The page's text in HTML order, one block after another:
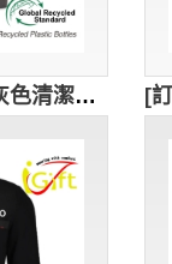
[訂製RPET再生環保灰色清潔服]｜黑色領口和袖口｜耐磨性和抗皺性能｜GRS認證環保回收紗｜可持續發展｜下擺的兩個大口袋設計｜CL038